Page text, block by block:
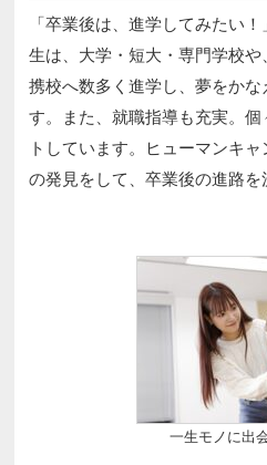
「卒業後は、進学してみたい
生は、大学・短大・専門学校
携校へ数多く進学し、夢をか
す。また、就職指導も充実。
トしています。ヒューマンキ
の発見をして、卒業後の進路を
一生モノに出